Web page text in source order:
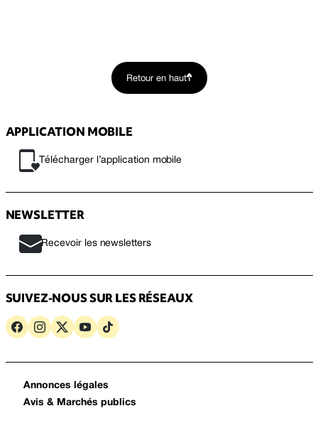
Retour en haut
APPLICATION MOBILE
Télécharger l’application mobile
NEWSLETTER
Recevoir les newsletters
SUIVEZ-NOUS SUR LES RÉSEAUX
Annonces légales
Avis & Marchés publics